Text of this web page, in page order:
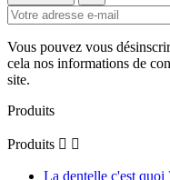
Vous pouvez vous
cela nos informations de
site.
Produits
Produits  
La dentelle c'est quoi